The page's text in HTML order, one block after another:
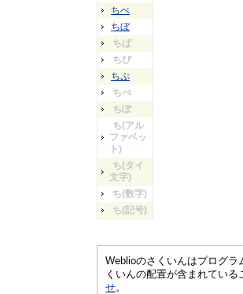
ちべ
ちぼ
ちぱ
ちぴ
ちぷ
ちぺ
ちぽ
ち(アル
ファベッ
ト)
ち(タイ
文字)
ち(数字)
ち(記号)
Weblioのさくいんはプログラ
くいんの配置が含まれている
せ。